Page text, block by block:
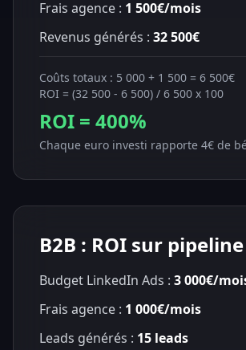
Frais agence : 1 500€/mois
Revenus générés : 32 500€
Coûts totaux : 5 000 + 1 500 = 6 500€
ROI = (32 500 - 6 500) / 6 500 x 100
ROI = 400%
Chaque euro investi rapporte 4€ de
B2B : ROI sur pipeline
Budget LinkedIn Ads : 3 000€/
Frais agence : 1 000€/mois
Leads générés : 15 leads